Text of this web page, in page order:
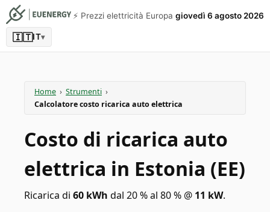
⚡️ Prezzi elettricità Europa giovedì 6 agosto 2026
🇮🇹IT▾
Home › Strumenti ›
Calcolatore costo ricarica auto elettrica
Costo di ricarica auto
elettrica in Estonia (EE)
Ricarica di 60 kWh dal 20 % al 80 % @ 11 kW.